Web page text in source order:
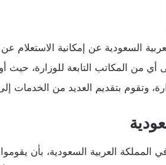
السعودية عن إمكانية
من المكاتب التابعة للوزارة، حيث
وتقوم بتقديم العديد من الخدمات
العربية السعودية، بأن